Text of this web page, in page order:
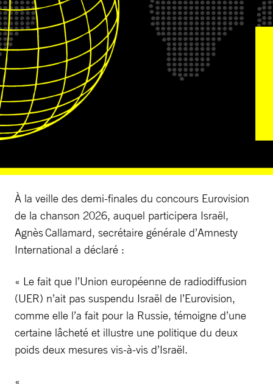
À la veille des demi-finales du concours Eurovision
de la chanson 2026, auquel participera Israël,
Agnès Callamard, secrétaire générale d’Amnesty
International a déclaré :
« Le fait que l’Union européenne de radiodiffusion
(UER) n’ait pas suspendu Israël de l’Eurovision,
comme elle l’a fait pour la Russie, témoigne d’une
certaine lâcheté et illustre une politique du deux
poids deux mesures vis-à-vis d’Israël.